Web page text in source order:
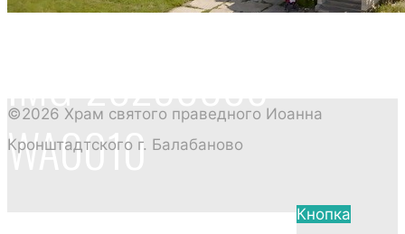
WA0010
©2026 Храм святого праведного Иоанна
Кронштадтского г. Балабаново
Кнопка